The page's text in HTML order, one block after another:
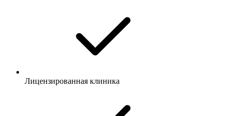
Лицензированная клиника